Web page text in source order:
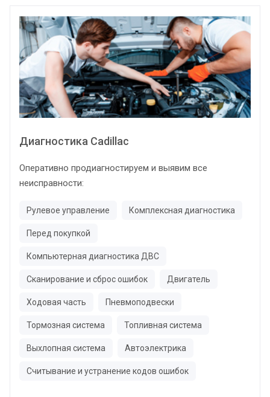
Диагностика Cadillac
Оперативно продиагностируем и выявим все
неисправности:
Рулевое управление Комплексная диагностика
Перед покупкой
Компьютерная диагностика ДВС
Сканирование и сброс ошибок Двигатель
Ходовая часть Пневмоподвески
Тормозная система Топливная система
Выхлопная система Автоэлектрика
Считывание и устранение кодов ошибок